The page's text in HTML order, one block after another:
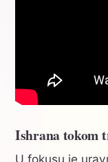
Ishrana tokom
U fokusu je